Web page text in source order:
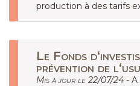
production à des tarifs
Le Fonds
prévention de
Mis à jour le 22/07/24 - A